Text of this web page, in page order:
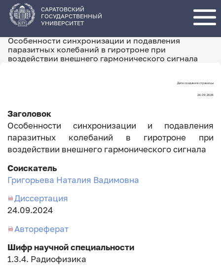
основному
содержанию
САРАТОВСКИЙ
ГОСУДАРСТВЕННЫЙ
УНИВЕРСИТЕТ
Особенности синхронизации и подавления
паразитных колебаний в гиротроне при
воздействии внешнего гармонического сигнала
Дата создания страницы
24.09.2024
Заголовок
Особенности синхронизации и подавления
паразитных колебаний в гиротроне при
воздействии внешнего гармонического сигнала
Соискатель
Григорьева Наталия Вадимовна
Диссертация
Дата
диссертации
24.09.2024
Автореферат
Шифр научной специальности
1.3.4. Радиофизика